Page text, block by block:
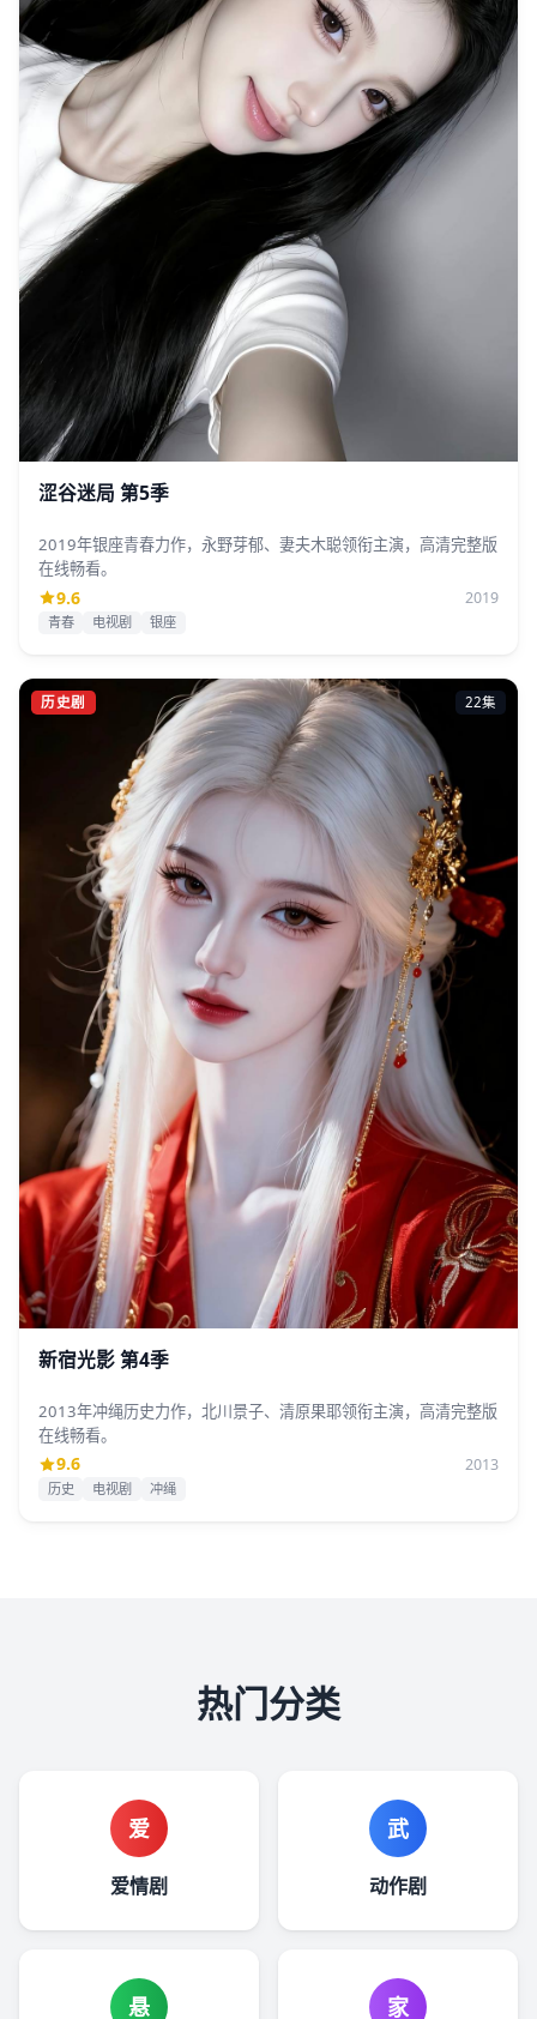
涩谷迷局 第5季
2019年银座青春力作，永野芽郁、妻夫木聪领衔主演，高清完整版
在线畅看。
9.6 2019
青春 电视剧 银座
历史剧 22集
新宿光影 第4季
2013年冲绳历史力作，北川景子、清原果耶领衔主演，高清完整版
在线畅看。
9.6 2013
历史 电视剧 冲绳
热门分类
爱
爱情剧
武
动作剧
悬 家